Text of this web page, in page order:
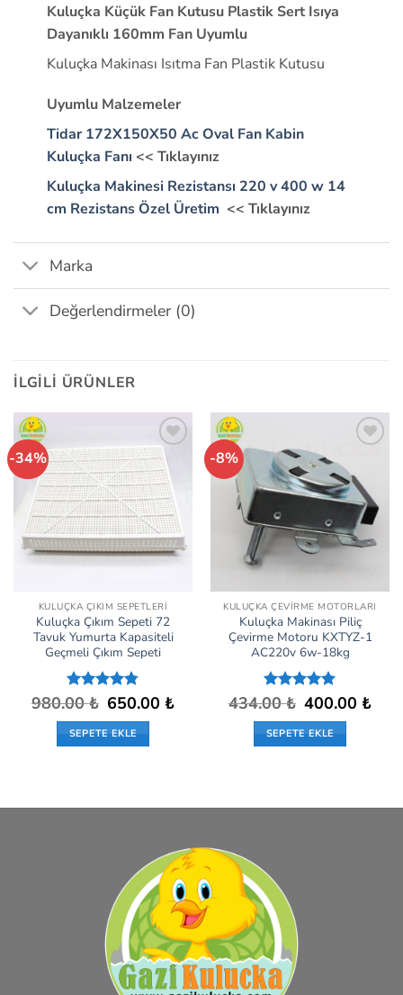
Kuluçka Küçük Fan Kutusu Plastik Sert Isıya
Dayanıklı 160mm Fan Uyumlu
Kuluçka Makinası Isıtma Fan Plastik Kutusu
Uyumlu Malzemeler
Tidar 172X150X50 Ac Oval Fan Kabin
Kuluçka Fanı << Tıklayınız
Kuluçka Makinesi Rezistansı 220 v 400 w 14
cm Rezistans Özel Üretim << Tıklayınız
Marka
Değerlendirmeler (0)
İLGILI ÜRÜNLER
-34%
İstek
Listeme
Ekle
KULUÇKA ÇIKIM SEPETLERI
Kuluçka Çıkım Sepeti 72
Tavuk Yumurta Kapasiteli
Geçmeli Çıkım Sepeti
5
üzerinden
4.75oy
980.00₺ Orijinal
fiyat:
980.00 ₺.
650.00 ₺andaki
SEPETE EKLE
-8%
Listeme
Ekle
KULUÇKA ÇEVIRME MOTORLARI
Kuluçka Makinası Piliç
Çevirme Motoru KXTYZ-1
AC220v 6w-18kg
5 üzerinden
oy aldı
434.00₺ Orijinal
fiyat:
434.00 ₺.
400.00 ₺
SEPETE EKLE